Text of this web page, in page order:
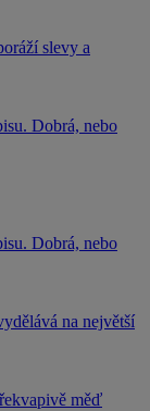
slevy a
Dobrá, nebo
Dobrá, nebo
na největší
měď